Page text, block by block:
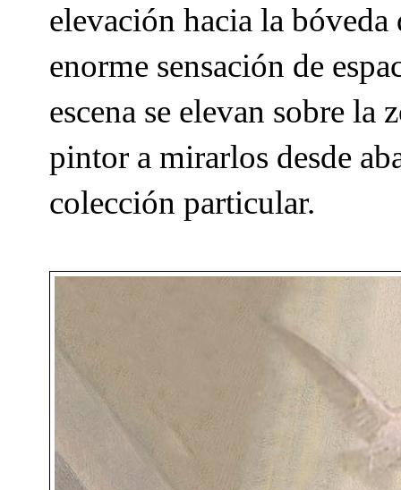
elevación hacia la
enorme sensación de
escena se elevan sobre
pintor a mirarlos desde
colección particular.